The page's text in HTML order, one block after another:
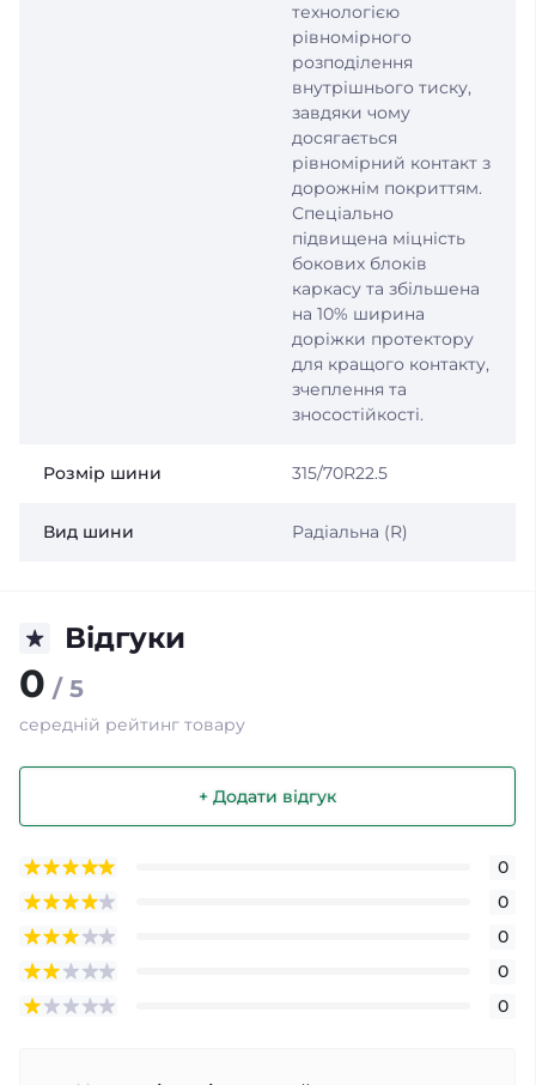
технологією
рівномірного
розподілення
внутрішнього тиску,
завдяки чому
досягається
рівномірний контакт з
дорожнім покриттям.
Спеціально
підвищена міцність
бокових блоків
каркасу та збільшена
на 10% ширина
доріжки протектору
для кращого контакту,
зчеплення та
зносостійкості.
Розмір шини 315/70R22.5
Вид шини Радіальна (R)
Відгуки
0 / 5
середній рейтинг товару
+ Додати відгук
0
0
0
0
0